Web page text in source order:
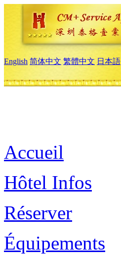
English 简体中文 繁體中文 日本語
Accueil
Hôtel Infos
Réserver
Équipements